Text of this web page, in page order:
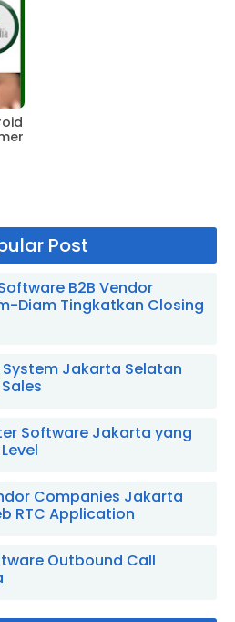
Post
B2B Vendor
Diam Tingkatkan Closing
Jakarta Selatan
Software Jakarta yang
Companies Jakarta
RTC Application
Outbound Call